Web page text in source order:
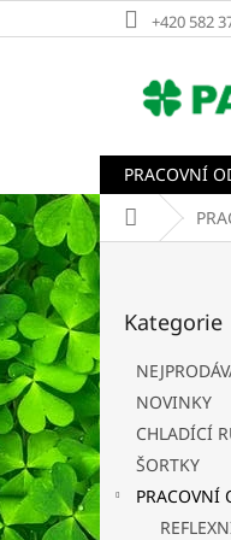
na
+420 582
PRACOVNÍ
Domů
P
o
s
t
r
a
n
n
í
p
a
kategorie
Kategorie
NOVINKY
CHLADÍCÍ
ŠORTKY
PRACOVNÍ